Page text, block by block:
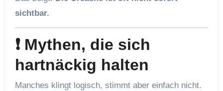
sichtbar.
❗ Mythen, die sich
hartnäckig halten
Manches klingt logisch, stimmt aber einfach nicht.